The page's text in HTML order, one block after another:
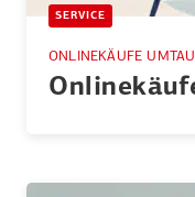
SERVICE
ONLINEKÄUFE